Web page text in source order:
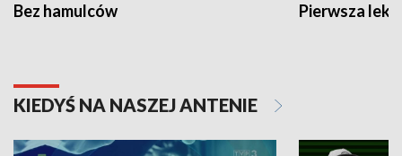
Bez hamulców Pierwsza
KIEDYŚ NA NASZEJ ANTENIE